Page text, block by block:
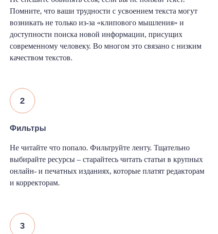
Помните, что ваши трудности с усвоением текста могут
возникать не только из-за «клипового мышления» и
доступности поиска новой информации, присущих
современному человеку. Во многом это связано с низким
качеством текстов.
Фильтры
Не читайте что попало. Фильтруйте ленту. Тщательно
выбирайте ресурсы – старайтесь читать статьи в крупных
онлайн- и печатных изданиях, которые платят редакторам
и корректорам.